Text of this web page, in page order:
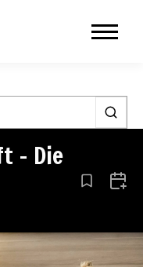
– Die
Aus den